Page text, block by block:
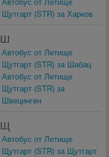
Щутгарт (STR) за Харков
Ш
Автобус от Летище
Щутгарт (STR) за Шабац
Автобус от Летище
Щутгарт (STR) за
Швецинген
Щ
Автобус от Летище
Щутгарт (STR) за Щутгарт